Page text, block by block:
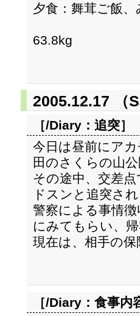
夕食：舞茸ご飯
63.8kg
2005.12.17 （
［/Diary： 追突］
今日は昼前にア
田のさくらの山公
その途中、交差
ドスンと追突さ
警察による事情
にみてもらい、帰
現在は、相手の
［/Diary： 食事内